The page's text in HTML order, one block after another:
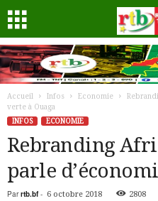
Accueil Infos Economie
verte à Ouaga
INFOS
ECONOMIE
Rebranding
parle
Par rtb.bf- 6 octobre 2018 2808